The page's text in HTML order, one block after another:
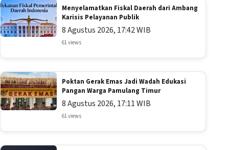
Menyelamatkan Fiskal Daerah dari Ambang
Karisis Pelayanan Publik
8 Agustus 2026, 17:42 WIB
61 views
Poktan Gerak Emas Jadi Wadah Edukasi
Pangan Warga Pamulang Timur
8 Agustus 2026, 17:11 WIB
61 views